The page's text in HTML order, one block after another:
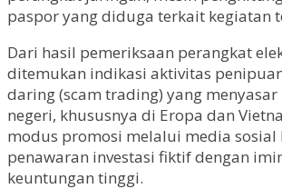
paspor yang diduga terkait kegiatan
Dari hasil pemeriksaan perangkat
ditemukan indikasi aktivitas
daring (scam trading) yang
negeri, khususnya di Eropa dan
modus promosi melalui media sosial
penawaran investasi fiktif dengan
keuntungan tinggi.